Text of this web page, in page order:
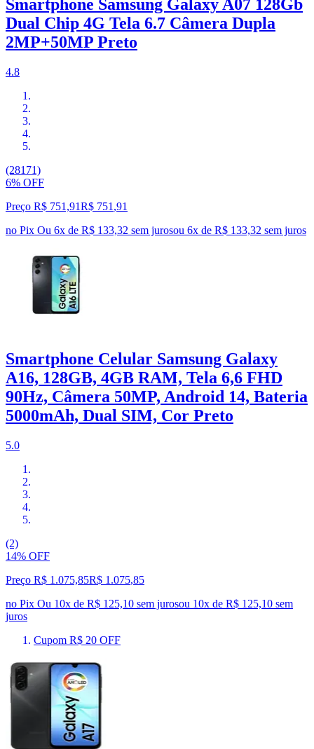
Smartphone Samsung Galaxy A07 128Gb
Dual Chip 4G Tela 6.7 Câmera Dupla
2MP+50MP Preto
4.8
(28171)
6% OFF
Preço R$ 751,91R$ 751 ,91
no Pix Ou 6x de R$ 133,32 sem jurosou 6x de R$ 133,32 sem juros
Smartphone Celular Samsung Galaxy
A16, 128GB, 4GB RAM, Tela 6,6 FHD
90Hz, Câmera 50MP, Android 14, Bateria
5000mAh, Dual SIM, Cor Preto
5.0
(2)
14% OFF
Preço R$ 1.075,85R$ 1.075,85
no Pix Ou 10x de R$ 125,10 sem jurosou 10x de R$ 125,10 sem
juros
Cupom R$ 20 OFF